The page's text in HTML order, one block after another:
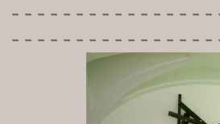
-----------